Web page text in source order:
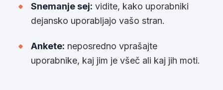
Snemanje sej: vidite, kako uporabniki
dejansko uporabljajo vašo stran.
Ankete: neposredno vprašajte
uporabnike, kaj jim je všeč ali kaj jih moti.